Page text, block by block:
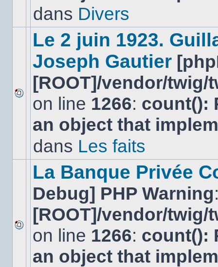
dans Divers
Aucun
nouveau
message
non-
dans
Le 2 juin 1923.
Joseph Gautier
[ROOT]/vendor/
on line 1266: count():
an object that
dans Les faits
Aucun
nouveau
message
non-
La Banque Privée
Debug] PHP Warning
[ROOT]/vendor/
on line 1266: count():
an object that